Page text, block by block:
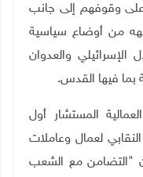
على وقوفهم إلى جانب
من أوضاع سياسية
الإسرائيلي والعدوان
بما فيها القدس.
المستشار أول
لعمال وعاملات
"التضامن مع الشعب